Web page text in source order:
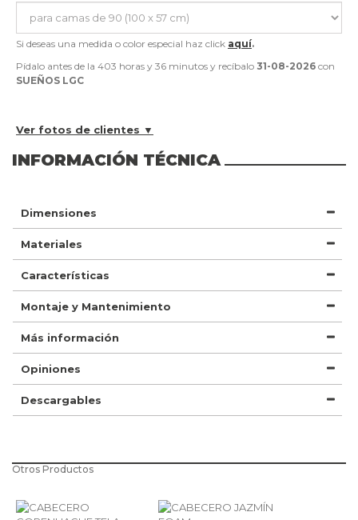
Si deseas una medida o color especial haz click aquí.
Pídalo antes de la 403 horas y 36 minutos y recíbalo 31-08-2026 con
SUEÑOS LGC
Ver fotos de clientes ▼
INFORMACIÓN TÉCNICA
Dimensiones
Materiales
Características
Montaje y Mantenimiento
Más información
Opiniones
Descargables
Otros Productos